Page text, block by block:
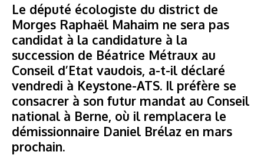
Le député écologiste du district de
Morges Raphaël Mahaim ne sera pas
candidat à la candidature à la
succession de Béatrice Métraux au
Conseil d’Etat vaudois, a-t-il déclaré
vendredi à Keystone-ATS. Il préfère se
consacrer à son futur mandat au Conseil
national à Berne, où il remplacera le
démissionnaire Daniel Brélaz en mars
prochain.